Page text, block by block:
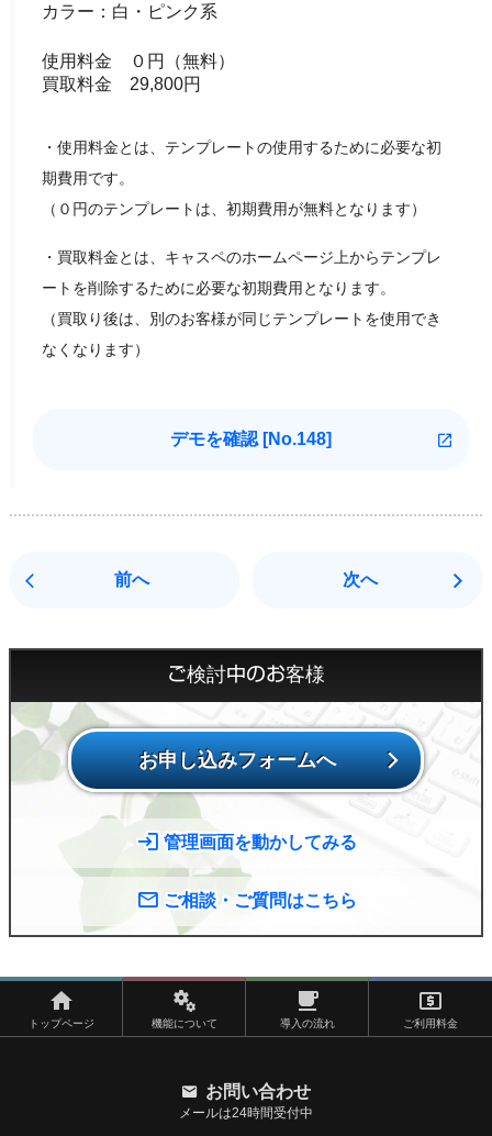
カラー：白・ピンク系
使用料金 ０円（無料）
買取料金 29,800円
・使用料金とは、テンプレートの使用するために必要な初
期費用です。
（０円のテンプレートは、初期費用が無料となります）
・買取料金とは、キャスペのホームページ上からテンプレ
ートを削除するために必要な初期費用となります。
（買取り後は、別のお客様が同じテンプレートを使用でき
なくなります）
デモを確認 [No.148]
前へ 次へ
ご検討中のお客様
お申し込みフォームへ
管理画面を動かしてみる
ご相談・ご質問はこちら
トップページ 機能について 導入の流れ ご利用料金
お問い合わせ
メールは24時間受付中